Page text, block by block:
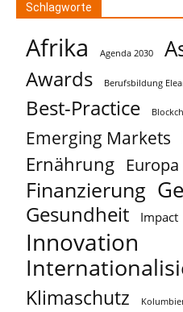
Schlagworte
Afrika Agenda 2030
Awards Berufsbildung
Best-Practice
Emerging Markets
Ernährung Europa
Finanzierung
Gesundheit Impact
Innovation
Klimaschutz